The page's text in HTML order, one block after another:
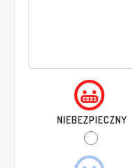
NIEBEZPIECZNY